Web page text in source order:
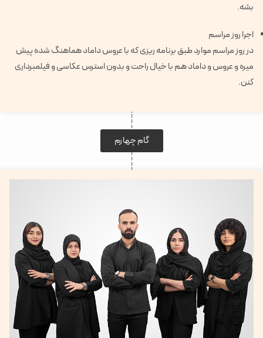
بشه.
اجرا روز مراسم
در روز مراسم موارد طبق برنامه ریزی که با عروس داماد هماهنگ شده پیش
میره و عروس و داماد هم با خیال راحت و بدون استرس عکاسی و فیلمبرداری
کنن.
گام چهارم